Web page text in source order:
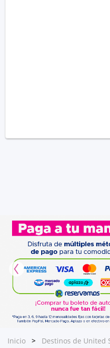
Inicio Destinos de United